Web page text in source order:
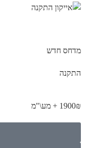
מדחס חדש
התקנה
1900₪ + מע\"מ